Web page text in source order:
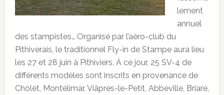
lement
annuel
des stampistes… Organisé par l’aéro-club du
Pithiverais, le traditionnel Fly-in de Stampe aura lieu
les 27 et 28 juin à Pithiviers. À ce jour, 25 SV-4 de
différents modèles sont inscrits en provenance de
Cholet, Montélimar, Viâpres-le-Petit, Abbeville, Briare,